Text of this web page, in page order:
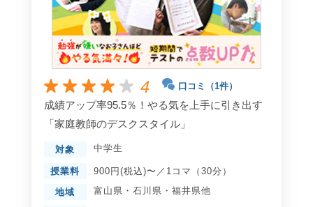
4 口コミ（1件）
成績アップ率95.5％！やる気を上手に引き出す
「家庭教師のデスクスタイル」
対象 中学生
授業料 900円(税込)〜／1コマ（30分）
地域 富山県 ・ 石川県 ・ 福井県他